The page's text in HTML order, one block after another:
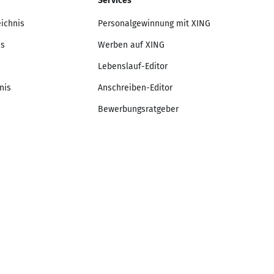
Personalgewinnung mit XING
Werben auf XING
Lebenslauf-Editor
Anschreiben-Editor
Bewerbungsratgeber